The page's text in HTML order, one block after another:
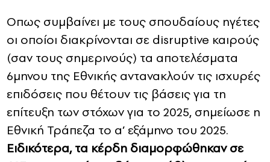
Οπως συμβαίνει με τους σπουδαίους ηγέτες
οι οποίοι διακρίνονται σε disruptive καιρούς
(σαν τους σημερινούς) τα αποτελέσματα
6μηνου της Εθνικής αντανακλούν τις ισχυρές
επιδόσεις που θέτουν τις βάσεις για τη
επίτευξη των στόχων για το 2025, σημείωσε η
Εθνική Τράπεζα το α’ εξάμηνο του 2025.
Ειδικότερα, τα κέρδη διαμορφώθηκαν σε